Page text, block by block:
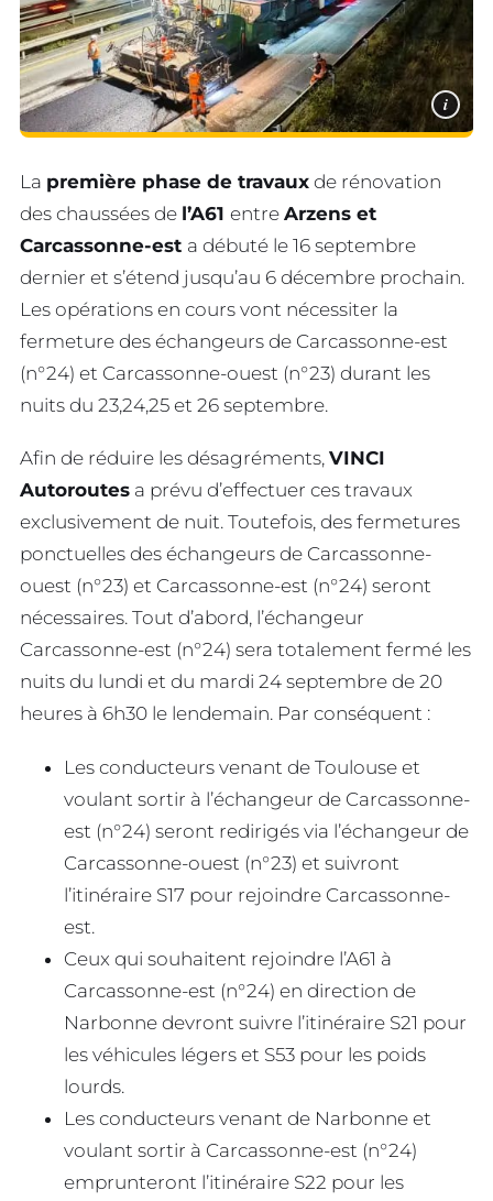
i
La première phase de travaux de rénovation
des chaussées de l’A61 entre Arzens et
Carcassonne-est a débuté le 16 septembre
dernier et s’étend jusqu’au 6 décembre prochain.
Les opérations en cours vont nécessiter la
fermeture des échangeurs de Carcassonne-est
(n°24) et Carcassonne-ouest (n°23) durant les
nuits du 23,24,25 et 26 septembre.
Afin de réduire les désagréments, VINCI
Autoroutes a prévu d’effectuer ces travaux
exclusivement de nuit. Toutefois, des fermetures
ponctuelles des échangeurs de Carcassonne-
ouest (n°23) et Carcassonne-est (n°24) seront
nécessaires. Tout d’abord, l’échangeur
Carcassonne-est (n°24) sera totalement fermé les
nuits du lundi et du mardi 24 septembre de 20
heures à 6h30 le lendemain. Par conséquent :
Les conducteurs venant de Toulouse et
voulant sortir à l’échangeur de Carcassonne-
est (n°24) seront redirigés via l’échangeur de
Carcassonne-ouest (n°23) et suivront
l’itinéraire S17 pour rejoindre Carcassonne-
est.
Ceux qui souhaitent rejoindre l’A61 à
Carcassonne-est (n°24) en direction de
Narbonne devront suivre l’itinéraire S21 pour
les véhicules légers et S53 pour les poids
lourds.
Les conducteurs venant de Narbonne et
voulant sortir à Carcassonne-est (n°24)
emprunteront l’itinéraire S22 pour les